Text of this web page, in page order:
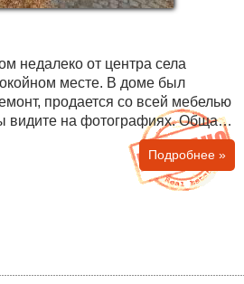
недалеко от центра села
месте. В доме был
продается со всей мебелью
на фотографиях. Общая
следующей
этаже зал с переходом в
с туалетом и большая
Внутренняя лестница
расположены три...
Подробнее »